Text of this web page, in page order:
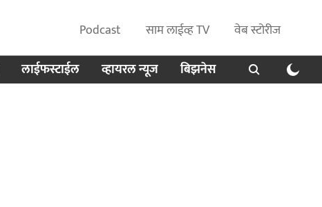
Podcast साम लाईव्ह TV
वेब स्टोरीज
लाईफस्टाईल व्हायरल न्यूज बिझनेस